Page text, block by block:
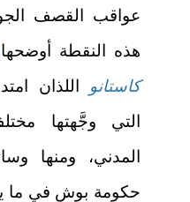
عواقب القصف
هذه النقطة
كاستانو اللذان
التي وجَّهتها
المدني، ومنها
حكومة بوش في ما